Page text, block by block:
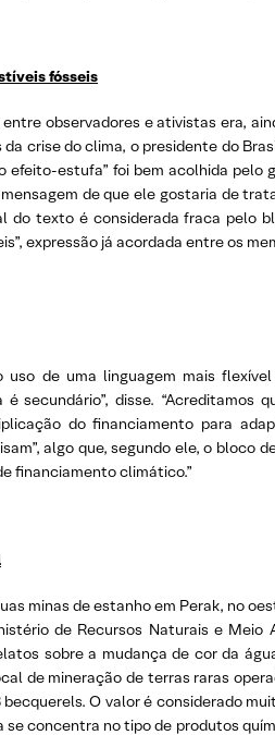
fósseis
observadores e ativistas era,
crise do clima, o presidente do
efeito-estufa” foi bem acolhida
de que ele gostaria de
do texto é considerada fraca pelo
expressão já acordada entre os
uso de uma linguagem mais
secundário”, disse.
do financiamento para
algo que, segundo ele, o bloco
financiamento climático.”
minas de estanho em Perak, no
de Recursos Naturais e Meio
sobre a mudança de cor da
de mineração de terras raras
O valor é considerado
concentra no tipo de produtos